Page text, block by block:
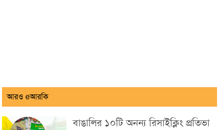
আরও eআরকি
বাঙালির ১০টি অনন্য রিসাইক্লিং প্রতিভা